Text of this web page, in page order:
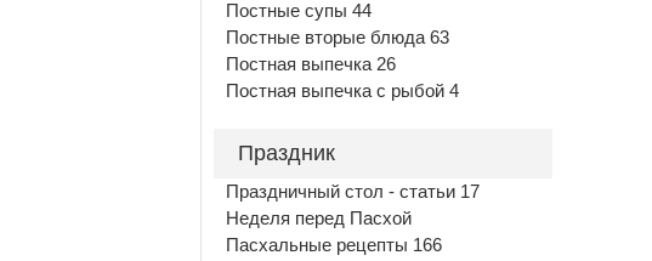
Постные супы 44
Постные вторые блюда 63
Постная выпечка 26
Постная выпечка с рыбой 4
Праздник
Праздничный стол - статьи 17
Неделя перед Пасхой
Пасхальные рецепты 166